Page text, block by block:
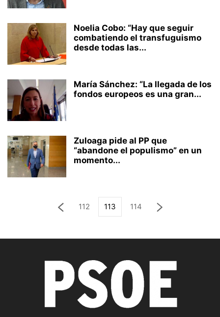
Noelia Cobo: “Hay que seguir
combatiendo el transfuguismo
desde todas las...
María Sánchez: “La llegada de los
fondos europeos es una gran...
Zuloaga pide al PP que
“abandone el populismo” en un
momento...
112 113 114